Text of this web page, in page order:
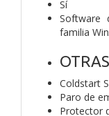
Sí
Software
familia
Coldstart
Paro de
Protector